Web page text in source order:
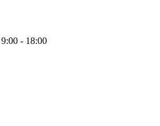
9:00 - 18:00